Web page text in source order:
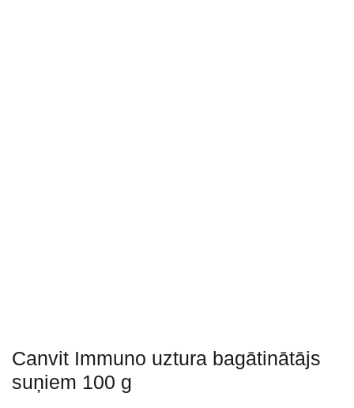
Canvit Immuno uztura bagātinātājs
suņiem 100 g